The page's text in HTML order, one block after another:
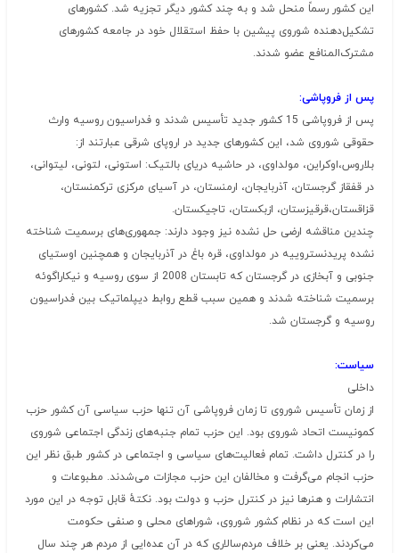
این کشور رسماً منحل شد و به چند کشور دیگر تجزیه شد. کشورهای
تشکیل‌دهنده شوروی پیشین با حفظ استقلال خود در جامعه کشورهای
مشترک‌المنافع عضو شدند.
پس از فروپاشی:
پس از فروپاشی 15 کشور جدید تأسیس شدند و فدراسیون روسیه وارث
حقوقی شوروی شد، این کشورهای جدید در اروپای شرقی عبارتند از:
بلاروس،اوکراین، مولداوی، در حاشیه دریای بالتیک: استونی، لتونی، لیتوانی،
در قفقاز گرجستان، آذربایجان، ارمنستان، در آسیای مرکزی ترکمنستان،
قزاقستان،قرقیزستان، ازبکستان، تاجیکستان.
چندین مناقشه ارضی حل نشده نیز وجود دارند: جمهوری‌های برسمیت شناخته
نشده پریدنستروییه در مولداوی، قره باغ در آذربایجان و همچنین اوستیای
جنوبی و آبخازی در گرجستان که تابستان 2008 از سوی روسیه و نیکاراگوئه
برسمیت شناخته شدند و همین سبب قطع روابط دیپلماتیک بین فدراسیون
روسیه و گرجستان شد.
سیاست:
داخلی
از زمان تأسیس شوروی تا زمان فروپاشی آن تنها حزب سیاسی آن کشور حزب
کمونیست اتحاد شوروی بود. این حزب تمام جنبه‌های زندگی اجتماعی شوروی
را در کنترل داشت. تمام فعالیت‌های سیاسی و اجتماعی در کشور طبق نظر این
حزب انجام می‌گرفت و مخالفان این حزب مجازات می‌شدند. مطبوعات و
انتشارات و هنرها نیز در کنترل حزب و دولت بود. نکتهٔ قابل توجه در این مورد
این است که در نظام کشور شوروی، شوراهای محلی و صنفی حکومت
می‌کردند. یعنی بر خلاف مردم‌سالاری که در آن عده‌ایی از مردم هر چند سال